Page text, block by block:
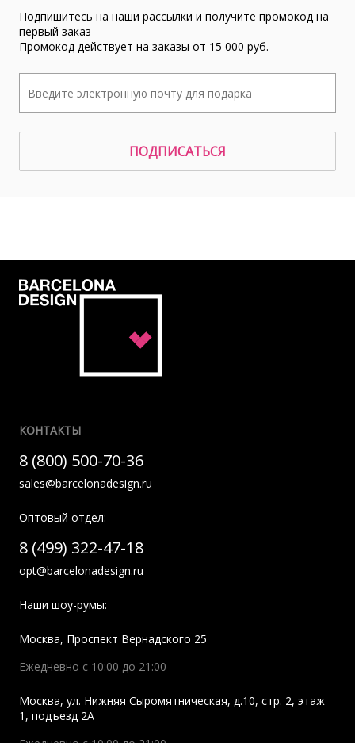
Подпишитесь на наши рассылки и получите промокод на
первый заказ
Промокод действует на заказы от 15 000 руб.
ПОДПИСАТЬСЯ
КОНТАКТЫ
8 (800) 500-70-36
sales@barcelonadesign.ru
Оптовый отдел:
8 (499) 322-47-18
opt@barcelonadesign.ru
Наши шоу-румы:
Москва, Проспект Вернадского 25
Ежедневно с 10:00 до 21:00
Москва, ул. Нижняя Сыромятническая, д.10, стр. 2, этаж
1, подъезд 2A